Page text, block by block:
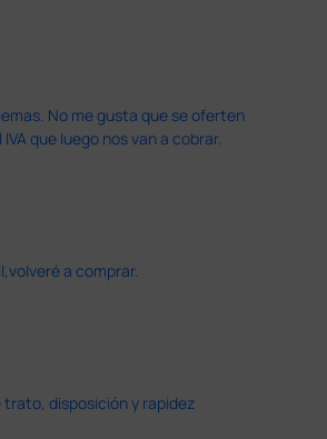
No me gusta que se oferten
que luego nos van a cobrar.
a comprar.
disposición y rapidez